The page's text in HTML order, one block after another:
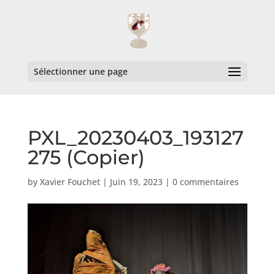
Sélectionner une page
PXL_20230403_193127
275 (Copier)
by Xavier Fouchet| Juin 19, 2023| 0 commentaires